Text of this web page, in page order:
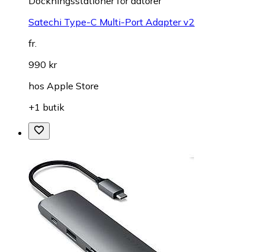
Satechi Type-C Multi-Port Adapter v2
fr.
990 kr
hos Apple Store
+1 butik